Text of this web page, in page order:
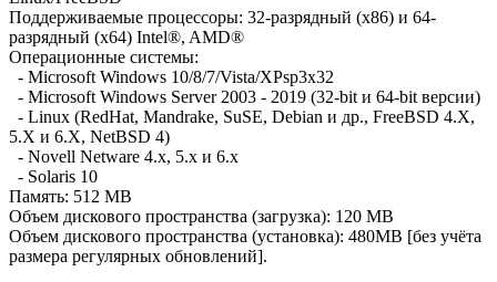
Поддерживаемые процессоры: 32-разрядный (x86) и 64-
разрядный (x64) Intel®, AMD®
Операционные системы:
- Microsoft Windows 10/8/7/Vista/XPsp3x32
- Microsoft Windows Server 2003 - 2019 (32-bit и 64-bit версии)
- Linux (RedHat, Mandrake, SuSE, Debian и др., FreeBSD 4.X,
5.X и 6.Х, NetBSD 4)
- Novell Netware 4.x, 5.x и 6.х
- Solaris 10
Память: 512 MB
Объем дискового пространства (загрузка): 120 MB
Объем дискового пространства (установка): 480MB [без учёта
размера регулярных обновлений].